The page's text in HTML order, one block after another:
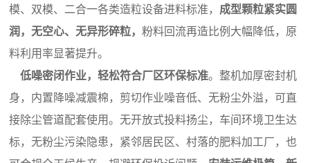
模、双模、二合一各类造粒设备进料标准， 成型颗粒紧实圆
润，无空心、无异形碎粒，粉料回流再造比例大幅降低，原
料利用率显著提升。
低噪密闭作业，轻松符合厂区环保标准。整机加厚密封机
身，内置降噪减震棉，剪切作业噪音低、无粉尘外溢，可直
接除尘管道配套使用。无开放式投料扬尘，车间环境卫生达
标，无粉尘污染隐患，紧邻居民区、村落的肥料加工厂，也